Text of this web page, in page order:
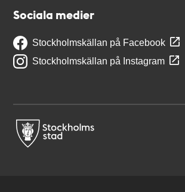
Sociala medier
Stockholmskällan på Facebook
Stockholmskällan på Instagram